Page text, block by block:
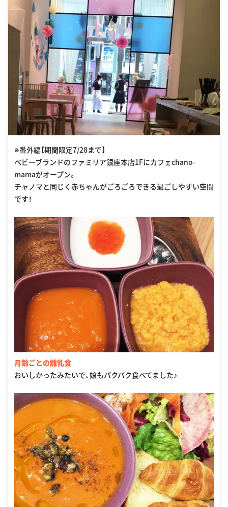
※番外編【期間限定7/28まで】
ベビーブランドのファミリア銀座本店1Fにカフェchano-
mamaがオープン。
チャノマと同じく赤ちゃんがごろごろできる過ごしやすい空間
です！
月齢ごとの離乳食
おいしかったみたいで、娘もパクパク食べてました♪